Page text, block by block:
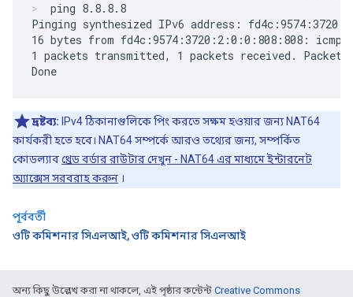
ping 8.8.8.8
Pinging synthesized IPv6 address:
16 bytes from fd4c:9574:3720:2:0:0:808:808:
1 packets transmitted, 1 packets received. Packet
দ্রষ্টব্য: IPv4 ঠিকানাগুলিকে পিং করতে সক্ষম হওয়ার জন্য NAT64
কার্যকরী হতে হবে। NAT64 সম্পর্কে আরও তথ্যের জন্য, সম্পর্কিত
কোডল্যাবথ্রেড বর্ডার রাউটার দেখুন - NAT64 এর মাধ্যমে ইন্টারনেট
অ্যাক্সেস সরবরাহ করুন ।
পূর্ববর্তী
ওটি কমিশনার সিএলআই, ওটি কমিশনার সিএলআই
অন্য কিছু উল্লেখ করা না থাকলে, এই পৃষ্ঠার কন্টেন্ট Creative Commons